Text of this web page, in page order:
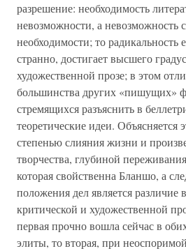
разрешение: необходимость
невозможности, а невозможность
необходимости; то
странно, достигает высшего
художественной прозе; в этом
большинства других «пишущих»
стремящихся разъяснить в
теоретические идеи. Объясняется
степенью слияния жизни и
творчества, глубиной
которая свойственна Бланшо, а
положения дел является различие
критической и художественной
первая прочно вошла сейчас в
элиты, то вторая, при